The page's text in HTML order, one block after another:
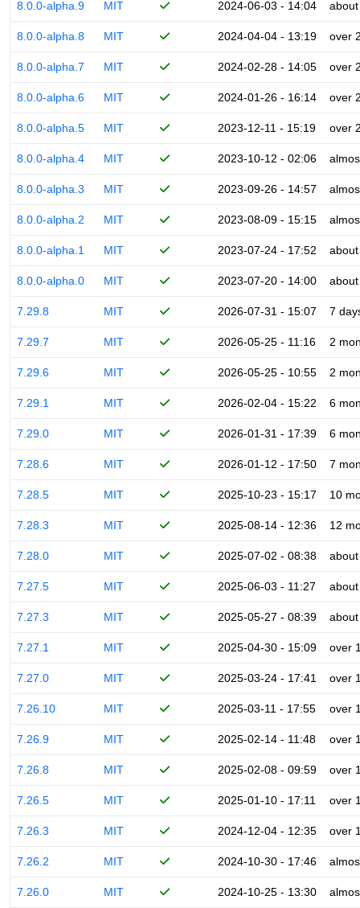
8.0.0-alpha.9 MIT 2024-06-03 - 14:04
8.0.0-alpha.8 MIT 2024-04-04 - 13:19 over
8.0.0-alpha.7 MIT 2024-02-28 - 14:05 over
8.0.0-alpha.6 MIT 2024-01-26 - 16:14 over
8.0.0-alpha.5 MIT 2023-12-11 - 15:19 over
8.0.0-alpha.4 MIT 2023-10-12 - 02:06
8.0.0-alpha.3 MIT 2023-09-26 - 14:57
8.0.0-alpha.2 MIT 2023-08-09 - 15:15
8.0.0-alpha.1 MIT 2023-07-24 - 17:52
8.0.0-alpha.0 MIT 2023-07-20 - 14:00
7.29.8 MIT 2026-07-31 - 15:07 7
7.29.7 MIT 2026-05-25 - 11:16 2
7.29.6 MIT 2026-05-25 - 10:55 2
7.29.1 MIT 2026-02-04 - 15:22 6
7.29.0 MIT 2026-01-31 - 17:39 6
7.28.6 MIT 2026-01-12 - 17:50 7
7.28.5 MIT 2025-10-23 - 15:17 10
7.28.3 MIT 2025-08-14 - 12:36 12
7.28.0 MIT 2025-07-02 - 08:38
7.27.5 MIT 2025-06-03 - 11:27
7.27.3 MIT 2025-05-27 - 08:39
7.27.1 MIT 2025-04-30 - 15:09 over
7.27.0 MIT 2025-03-24 - 17:41 over
7.26.10 MIT 2025-03-11 - 17:55 over
7.26.9 MIT 2025-02-14 - 11:48 over
7.26.8 MIT 2025-02-08 - 09:59 over
7.26.5 MIT 2025-01-10 - 17:11 over
7.26.3 MIT 2024-12-04 - 12:35 over
7.26.2 MIT 2024-10-30 - 17:46
7.26.0 MIT 2024-10-25 - 13:30